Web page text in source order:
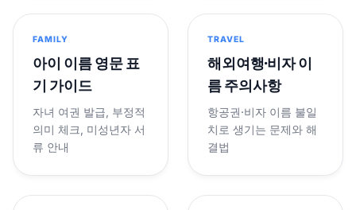
FAMILY
아이 이름 영문 표
기 가이드
자녀 여권 발급, 부정적
의미 체크, 미성년자 서
류 안내
TRAVEL
해외여행·비자 이
름 주의사항
항공권·비자 이름 불일
치로 생기는 문제와 해
결법